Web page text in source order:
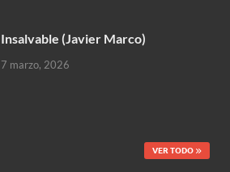
Insalvable (Javier Marco)
7 marzo, 2026
VER TODO